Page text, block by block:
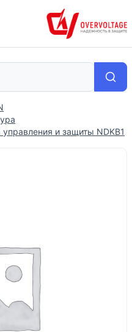
и защиты NDKB1